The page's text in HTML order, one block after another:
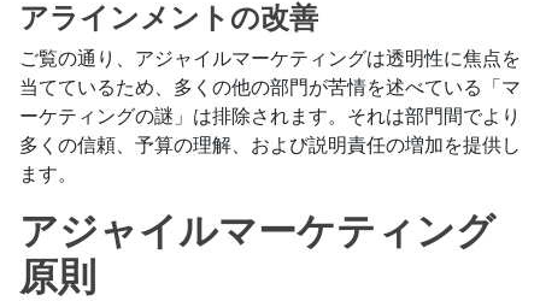
アラインメントの改善
ご覧の通り、アジャイルマーケティングは透明性に焦点を
当てているため、多くの他の部門が苦情を述べている「マ
ーケティングの謎」は排除されます。それは部門間でより
多くの信頼、予算の理解、および説明責任の増加を提供し
ます。
アジャイルマーケティング
原則